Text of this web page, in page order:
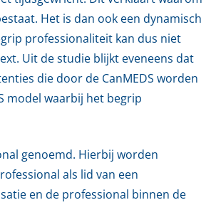
Het is dan ook een dynamisch
professionaliteit kan dus niet
Uit de studie blijkt eveneens dat
die door de CanMEDS worden
model waarbij het begrip
genoemd. Hierbij worden
als lid van een
en de professional binnen de